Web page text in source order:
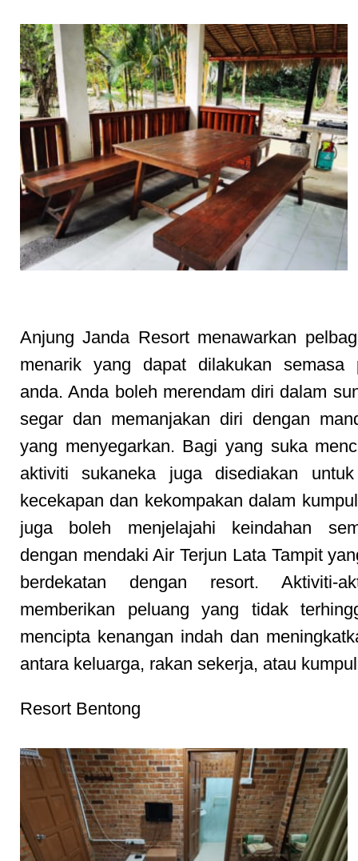
Anjung Janda Resort menawarkan
menarik yang dapat dilakukan semasa
anda. Anda boleh merendam diri dalam
segar dan memanjakan diri dengan
yang menyegarkan. Bagi yang suka
aktiviti sukaneka juga disediakan
kecekapan dan kekompakan dalam
juga boleh menjelajahi keindahan
dengan mendaki Air Terjun Lata Tampit
berdekatan dengan resort. Aktiviti-
memberikan peluang yang tidak
mencipta kenangan indah dan
antara keluarga, rakan sekerja, atau
Resort Bentong